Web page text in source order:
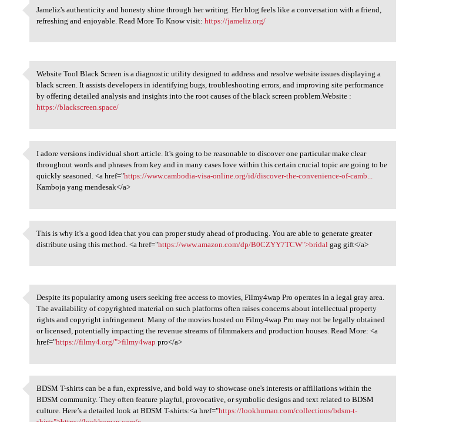
Jameliz's authenticity and
Jameliz's authenticity and honesty shine through her writing. Her blog feels like a conversation with a friend,
refreshing and enjoyable. Read More To Know visit:https://jameliz.org/
Website Tool Black Screen is
Website Tool Black Screen is a diagnostic utility designed to address and resolve website issues displaying a
black screen. It assists developers in identifying bugs, troubleshooting errors, and improving site performance
by offering detailed analysis and insights into the root causes of the black screen problem.Website :
https://blackscreen.space/
I adore versions individual
I adore versions individual short article. It's going to be reasonable to discover one particular make clear
throughout words and phrases from key and in many cases love within this certain crucial topic are going to be
quickly seasoned. <a href="https://www.cambodia-visa-online.org/id/discover-the-convenience-of-camb...
Kamboja yang mendesak</a>
This is why it's a good idea
This is why it's a good idea that you can proper study ahead of producing. You are able to generate greater
distribute using this method. <a href="https://www.amazon.com/dp/B0CZYY7TCW">bridal gag gift</a>
Despite its popularity among
Despite its popularity among users seeking free access to movies, Filmy4wap Pro operates in a legal gray area.
The availability of copyrighted material on such platforms often raises concerns about intellectual property
rights and copyright infringement. Many of the movies hosted on Filmy4wap Pro may not be legally obtained
or licensed, potentially impacting the revenue streams of filmmakers and production houses. Read More: <a
href="https://filmy4.org/">filmy4wap pro</a>
BDSM T-shirts can be a fun,
BDSM T-shirts can be a fun, expressive, and bold way to showcase one's interests or affiliations within the
BDSM community. They often feature playful, provocative, or symbolic designs and text related to BDSM
culture. Here’s a detailed look at BDSM T-shirts:<a href="https://lookhuman.com/collections/bdsm-t-